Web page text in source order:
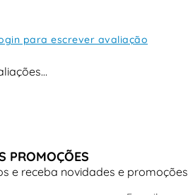
para escrever avaliação
PROMOÇÕES
e receba novidades e promoções